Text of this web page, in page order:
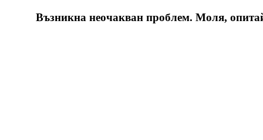
Възникна неочакван проблем. Моля,